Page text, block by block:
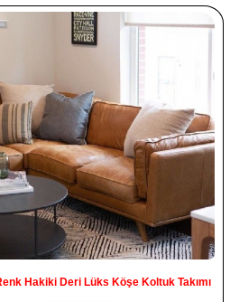
Hakiki Deri Lüks Köşe Koltuk Takımı